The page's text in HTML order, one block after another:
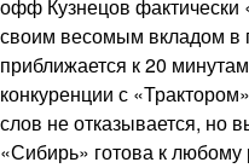
офф Кузнецов фактически
своим весомым вкладом в
приближается к 20
конкуренции с
слов не отказывается, но
«Сибирь» готова к